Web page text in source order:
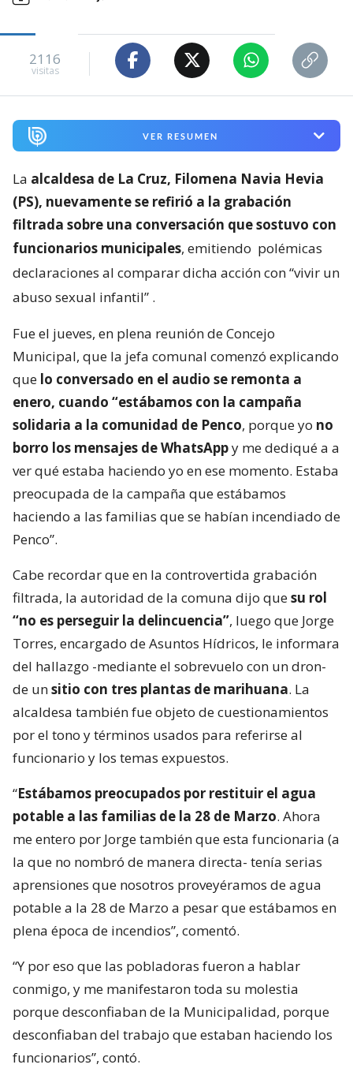
2116
visitas
VER RESUMEN
La alcaldesa de La Cruz, Filomena Navia Hevia
(PS), nuevamente se refirió a la grabación
filtrada sobre una conversación que sostuvo con
funcionarios municipales, emitiendo polémicas
declaraciones al comparar dicha acción con “vivir un
abuso sexual infantil” .
Fue el jueves, en plena reunión de Concejo
Municipal, que la jefa comunal comenzó explicando
que lo conversado en el audio se remonta a
enero, cuando “estábamos con la campaña
solidaria a la comunidad de Penco, porque yo no
borro los mensajes de WhatsAppy me dediqué a a
ver qué estaba haciendo yo en ese momento. Estaba
preocupada de la campaña que estábamos
haciendo a las familias que se habían incendiado de
Penco”.
Cabe recordar que en la controvertida grabación
filtrada, la autoridad de la comuna dijo quesu rol
“no es perseguir la delincuencia”, luego que Jorge
Torres, encargado de Asuntos Hídricos, le informara
del hallazgo -mediante el sobrevuelo con un dron-
de unsitio con tres plantas de marihuana. La
alcaldesa también fue objeto de cuestionamientos
por el tono y términos usados para referirse al
funcionario y los temas expuestos.
“Estábamos preocupados por restituir el agua
potable a las familias de la 28 de Marzo. Ahora
me entero por Jorge también que esta funcionaria (a
la que no nombró de manera directa- tenía serias
aprensiones que nosotros proveyéramos de agua
potable a la 28 de Marzo a pesar que estábamos en
plena época de incendios”, comentó.
“Y por eso que las pobladoras fueron a hablar
conmigo, y me manifestaron toda su molestia
porque desconfiaban de la Municipalidad, porque
desconfiaban del trabajo que estaban haciendo los
funcionarios”, contó.